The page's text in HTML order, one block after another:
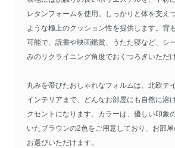
レタンフォームを使用。しっかりと体を支え
ような極上のクッション性を提供します。背
可能で、読書や映画鑑賞、うたた寝など、シ
みのリクライニング角度でおくつろぎいただけ
丸みを帯びたおしゃれなフォルムは、北欧テ
インテリアまで、どんなお部屋にも自然に溶
クセントになります。カラーは、優しい印象
いたブラウンの2色をご用意しており、お部
お選びいただけます。